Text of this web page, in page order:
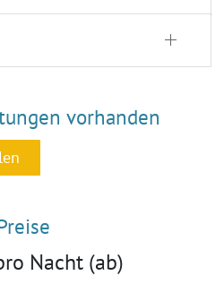
vorhanden
Nacht (ab)